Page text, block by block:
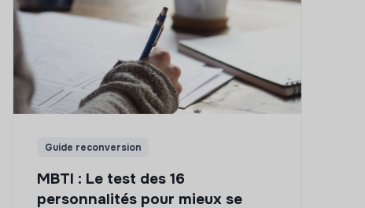
Guide reconversion
MBTI : Le test des 16
personnalités pour mieux se